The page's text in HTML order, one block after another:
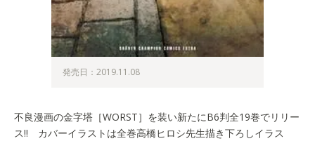
発売日：2019.11.08
不良漫画の金字塔［WORST］を装い新たにB6判全19巻でリリー
ス!! カバーイラストは全巻高橋ヒロシ先生描き下ろしイラス